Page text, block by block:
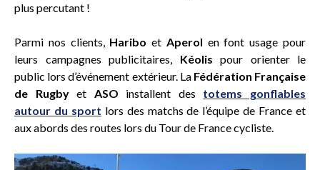
plus percutant !
Parmi nos clients, Haribo et Aperol en font usage pour
leurs campagnes publicitaires, Kéolis pour orienter le
public lors d’événement extérieur. La Fédération Française
de Rugbyet ASO installent des totems gonflables
autour du sport lors des matchs de l’équipe de France et
aux abords des routes lors du Tour de France cycliste.